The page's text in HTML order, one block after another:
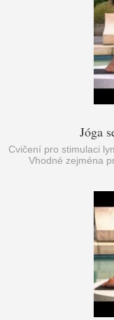
Jóga
Cvičení pro stimulaci
Vhodné zejména